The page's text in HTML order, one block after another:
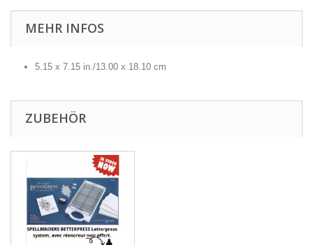
MEHR INFOS
5.15 x 7.15 in./13.00 x 18.10 cm
ZUBEHÖR